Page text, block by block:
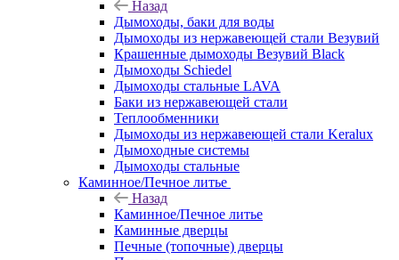
Назад
Дымоходы, баки для воды
Дымоходы из нержавеющей стали Везувий
Крашенные дымоходы Везувий Black
Дымоходы Schiedel
Дымоходы стальные LAVA
Баки из нержавеющей стали
Теплообменники
Дымоходы из нержавеющей стали Keralux
Дымоходные системы
Дымоходы стальные
Каминное/Печное литье
Назад
Каминное/Печное литье
Каминные дверцы
Печные (топочные) дверцы